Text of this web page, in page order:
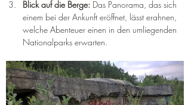
Blick auf die Berge: Das Panorama, das sich
einem bei der Ankunft eröffnet, lässt erahnen,
welche Abenteuer einen in den umliegenden
Nationalparks erwarten.